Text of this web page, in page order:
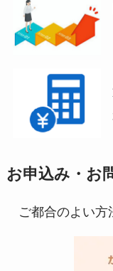
お申込み・お
ご都合のよい方